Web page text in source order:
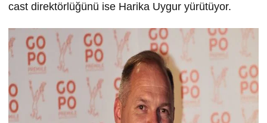
cast direktörlüğünü ise Harika Uygur yürütüyor.